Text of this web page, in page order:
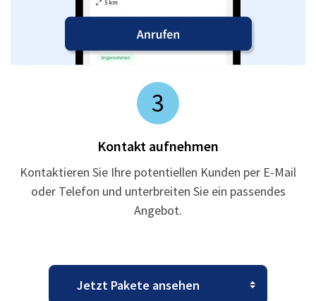
3
Kontakt aufnehmen
Kontaktieren Sie Ihre potentiellen Kunden per E-Mail
oder Telefon und unterbreiten Sie ein passendes
Angebot.